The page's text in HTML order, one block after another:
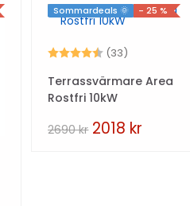
Sommardeals 🌞 - 25 %
Betyg: (33) 4.5 utav
Terrassvärmare Area
Rostfri 10kW
2690kr 2018 kr